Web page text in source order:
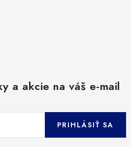
a akcie na váš e-mail
PRIHLÁSIŤ SA